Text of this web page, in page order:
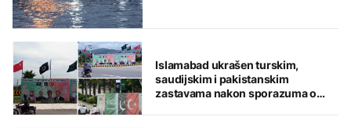
Islamabad ukrašen turskim,
saudijskim i pakistanskim
zastavama nakon sporazuma o